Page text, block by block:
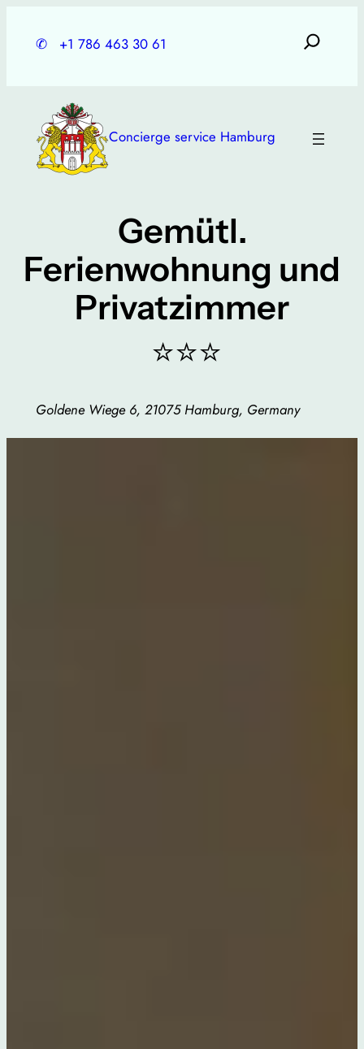
✆ +1 786 463 30 61
Concierge service Hamburg
Gemütl.
Ferienwohnung und
Privatzimmer
⭐⭐⭐
Goldene Wiege 6, 21075 Hamburg, Germany